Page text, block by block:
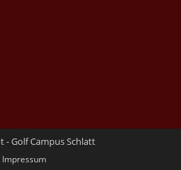
- Golf Campus Schlatt
Impressum